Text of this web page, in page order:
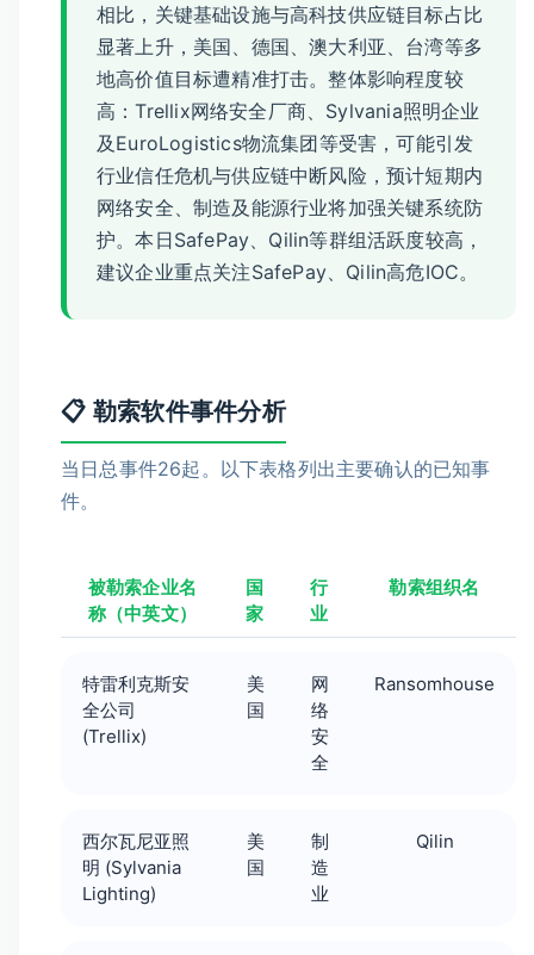
相比，关键基础设施与高科技供应链目标占比
显著上升，美国、德国、澳大利亚、台湾等多
地高价值目标遭精准打击。整体影响程度较
高：Trellix网络安全厂商、Sylvania照明企业
及EuroLogistics物流集团等受害，可能引发
行业信任危机与供应链中断风险，预计短期内
网络安全、制造及能源行业将加强关键系统防
护。本日SafePay、Qilin等群组活跃度较高，
建议企业重点关注SafePay、Qilin高危IOC。
📋 勒索软件事件分析
当日总事件26起。以下表格列出主要确认的已知事
件。
被勒索企业名
称（中英文）
国
家
行
业
勒索组织名
特雷利克斯安
全公司
(Trellix)
美
国
网
络
安
全
Ransomhouse
西尔瓦尼亚照
明 (Sylvania
Lighting)
美
国
制
造
业
Qilin